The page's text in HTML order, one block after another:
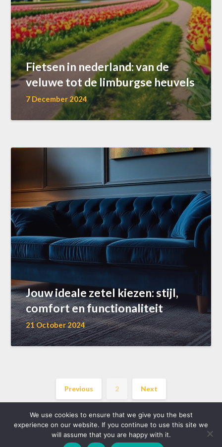
Fietsen in nederland: van de
veluwe tot de limburgse heuvels
7 December 2024
Jouw ideale zetel kiezen: stijl,
comfort en functionaliteit
21 October 2024
Previous 2 Next
©2026 akkoord.be| WordPress Theme bySuperb WordPress
We use cookies to ensure that we give you the best
experience on our website. If you continue to use this site we
will assume that you are happy with it.